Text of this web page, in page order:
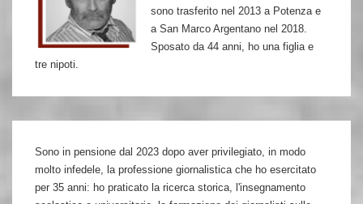
sono trasferito nel 2013 a Potenza e
a San Marco Argentano nel 2018.
Sposato da 44 anni, ho una figlia e
tre nipoti.
Sono in pensione dal 2023 dopo aver privilegiato, in modo
molto infedele, la professione giornalistica che ho esercitato
per 35 anni: ho praticato la ricerca storica, l'insegnamento